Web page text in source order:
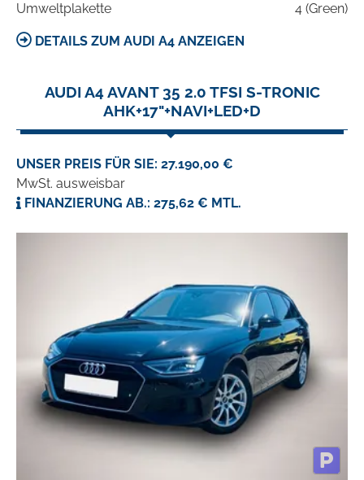
Umweltplakette
4 (Green)
DETAILS ZUM AUDI A4 ANZEIGEN
AUDI A4 AVANT 35 2.0 TFSI S-TRONIC
AHK+17"+NAVI+LED+D
UNSER PREIS FÜR SIE: 27.190,00 €
MwSt. ausweisbar
FINANZIERUNG AB.: 275,62 € MTL.